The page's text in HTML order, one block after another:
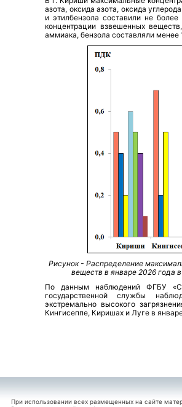
азота, оксида азота, оксида
и этилбензола составили не
концентрации взвешенных
аммиака, бензола составляли менее
Рисунок - Распределение
веществ в январе 2026 года
По данным наблюдений ФГБУ
государственной службы
экстремально высокого
Кингисеппе, Киришах и Луге в
При использовании всех размещенных на сайте